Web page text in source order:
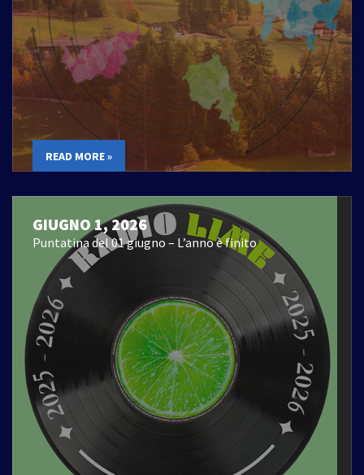
READ MORE »
GIUGNO 1, 2026
Puntatina del 01 giugno – L’anno è finito